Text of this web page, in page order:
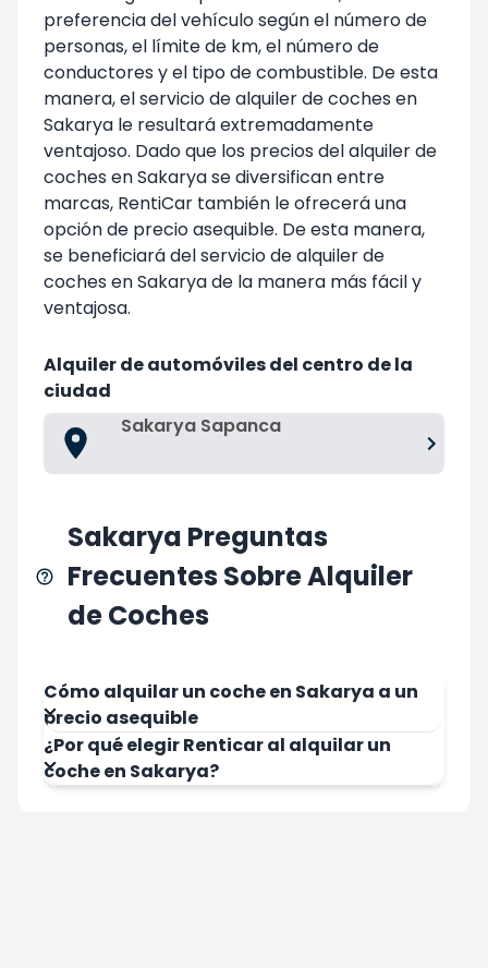
preferencia del vehículo según el número de
personas, el límite de km, el número de
conductores y el tipo de combustible. De esta
manera, el servicio de alquiler de coches en
Sakarya le resultará extremadamente
ventajoso. Dado que los precios del alquiler de
coches en Sakarya se diversifican entre
marcas, RentiCar también le ofrecerá una
opción de precio asequible. De esta manera,
se beneficiará del servicio de alquiler de
coches en Sakarya de la manera más fácil y
ventajosa.
Alquiler de automóviles del centro de la
ciudad
Sakarya Sapanca
Sakarya Preguntas
Frecuentes Sobre Alquiler
de Coches
Cómo alquilar un coche en Sakarya a un
precio asequible
¿Por qué elegir Renticar al alquilar un
coche en Sakarya?